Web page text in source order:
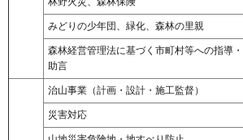
みどりの少年団、緑化、森林の里親
森林経営管理法に基づく市町村等への指導・
助言
治山事業（計画・設計・施工監督）
災害対応